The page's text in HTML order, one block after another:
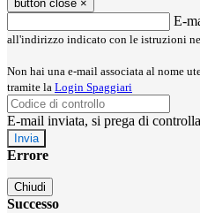
button close ×
E-
all'indirizzo indicato con le istruzioni
Non hai una e-mail associata al nome
tramite la Login Spaggiari
E-mail inviata, si prega di
Errore
Chiudi
Successo